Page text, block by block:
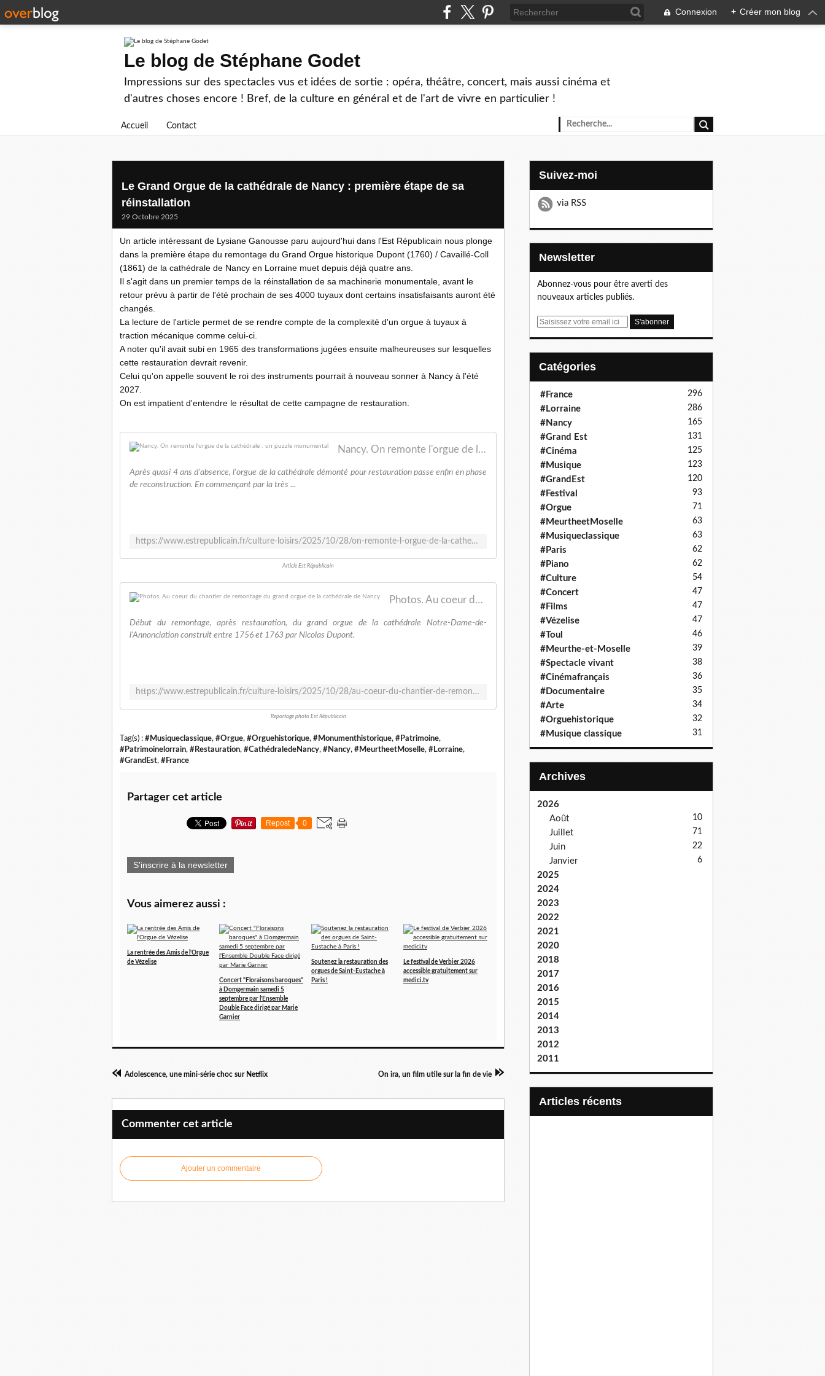
Connexion + Créer mon blog
Le blog de Stéphane Godet
Impressions sur des spectacles vus et idées de sortie : opéra, théâtre, concert, mais aussi cinéma et
d'autres choses encore ! Bref, de la culture en général et de l'art de vivre en particulier !
Accueil Contact
Le Grand Orgue de la cathédrale de Nancy : première étape de sa
réinstallation
29 Octobre 2025
Un article intéressant de Lysiane Ganousse paru aujourd'hui dans l'Est Républicain nous plonge
dans la première étape du remontage du Grand Orgue historique Dupont (1760) / Cavaillé-Coll
(1861) de la cathédrale de Nancy en Lorraine muet depuis déjà quatre ans.
Il s'agit dans un premier temps de la réinstallation de sa machinerie monumentale, avant le
retour prévu à partir de l'été prochain de ses 4000 tuyaux dont certains insatisfaisants auront été
changés.
La lecture de l'article permet de se rendre compte de la complexité d'un orgue à tuyaux à
traction mécanique comme celui-ci.
A noter qu'il avait subi en 1965 des transformations jugées ensuite malheureuses sur lesquelles
cette restauration devrait revenir.
Celui qu'on appelle souvent le roi des instruments pourrait à nouveau sonner à Nancy à l'été
2027.
On est impatient d'entendre le résultat de cette campagne de restauration.
Nancy. On remonte l'orgue de la cathédrale : un puzzle monumental
Après quasi 4 ans d'absence, l'orgue de la cathédrale démonté pour restauration passe enfin en phase
de reconstruction. En commençant par la très ...
https://www.estrepublicain.fr/culture-loisirs/2025/10/28/on-remonte-l-orgue-de-la-cathedrale-un-puzzle-monumental
Article Est Républicain
Photos. Au coeur du chantier de remontage du grand orgue de la cathédrale de Nancy
Début du remontage, après restauration, du grand orgue de la cathédrale Notre-Dame-de-
l'Annonciation construit entre 1756 et 1763 par Nicolas Dupont.
https://www.estrepublicain.fr/culture-loisirs/2025/10/28/au-coeur-du-chantier-de-remontage-du-grand-orgue-de-la-cathedrale-de-nancy
Reportage photo Est Républicain
Tag(s) : #Musiqueclassique, #Orgue, #Orguehistorique, #Monumenthistorique, #Patrimoine,
#Patrimoinelorrain, #Restauration, #CathédraledeNancy, #Nancy, #MeurtheetMoselle, #Lorraine,
#GrandEst, #France
Partager cet article
Repost 0
S'inscrire à la newsletter
Vous aimerez aussi :
La rentrée des Amis de l'Orgue
de Vézelise
Concert "Floraisons baroques"
à Domgermain samedi 5
septembre par l'Ensemble
Double Face dirigé par Marie
Garnier
Soutenez la restauration des
orgues de Saint-Eustache à
Paris !
Le festival de Verbier 2026
accessible gratuitement sur
medici.tv
Adolescence, une mini-série choc sur Netflix On ira, un film utile sur la fin de vie
Commenter cet article
Ajouter un commentaire
Suivez-moi
via RSS
Newsletter
Abonnez-vous pour être averti des
nouveaux articles publiés.
E
Catégories
#France 296
#Lorraine 286
#Nancy 165
#Grand Est 131
#Cinéma 125
#Musique 123
#GrandEst 120
#Festival 93
#Orgue 71
#MeurtheetMoselle 63
#Musiqueclassique 63
#Paris 62
#Piano 62
#Culture 54
#Concert 47
#Films 47
#Vézelise 47
#Toul 46
#Meurthe-et-Moselle 39
#Spectacle vivant 38
#Cinémafrançais 36
#Documentaire 35
#Arte 34
#Orguehistorique 32
#Musique classique 31
Archives
2026
Août
10
Juillet 71
Juin 22
Janvier 6
2025
2024
2023
2022
2021
2020
2018
2017
2016
2015
2014
2013
2012
2011
articles récents